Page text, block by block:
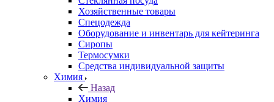
Хозяйственные товары
Спецодежда
Оборудование и инвентарь для кейтеринга
Сиропы
Термосумки
Средства индивидуальной защиты
Химия
Назад
Химия